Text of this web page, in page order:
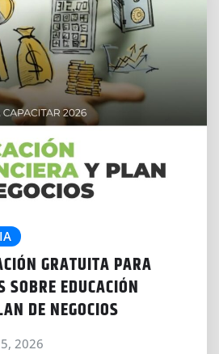
GRATUITA PARA
SOBRE EDUCACIÓN
DE NEGOCIOS
2026